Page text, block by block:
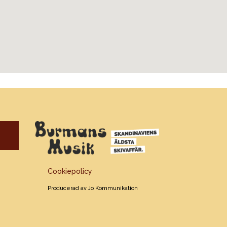
Cookiepolicy
Producerad av Jo Kommunikation